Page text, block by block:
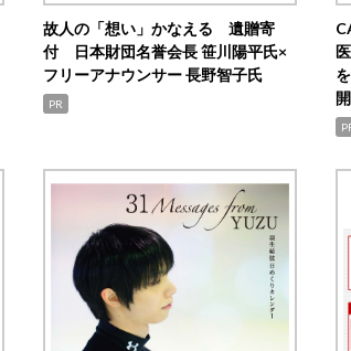
故人の「想い」かなえる 遺贈寄
付 日本財団名誉会長 笹川陽平氏×
フリーアナウンサー 長野智子氏
PR